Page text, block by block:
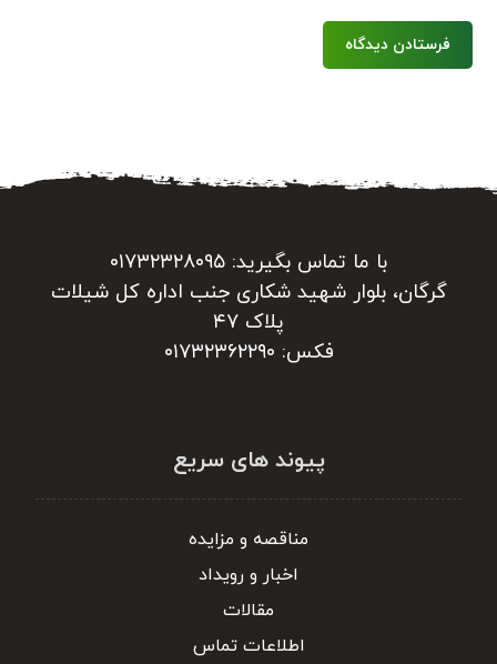
فرستادن دیدگاه
با ما تماس بگیرید: ۰۱۷۳۲۳۲۸۰۹۵
گرگان، بلوار شهید شکاری جنب اداره کل شیلات
پلاک ۴۷
فکس: ۰۱۷۳۲۳۶۲۲۹۰
پیوند های سریع
مناقصه و مزایده
اخبار و رویداد
مقالات
اطلاعات تماس